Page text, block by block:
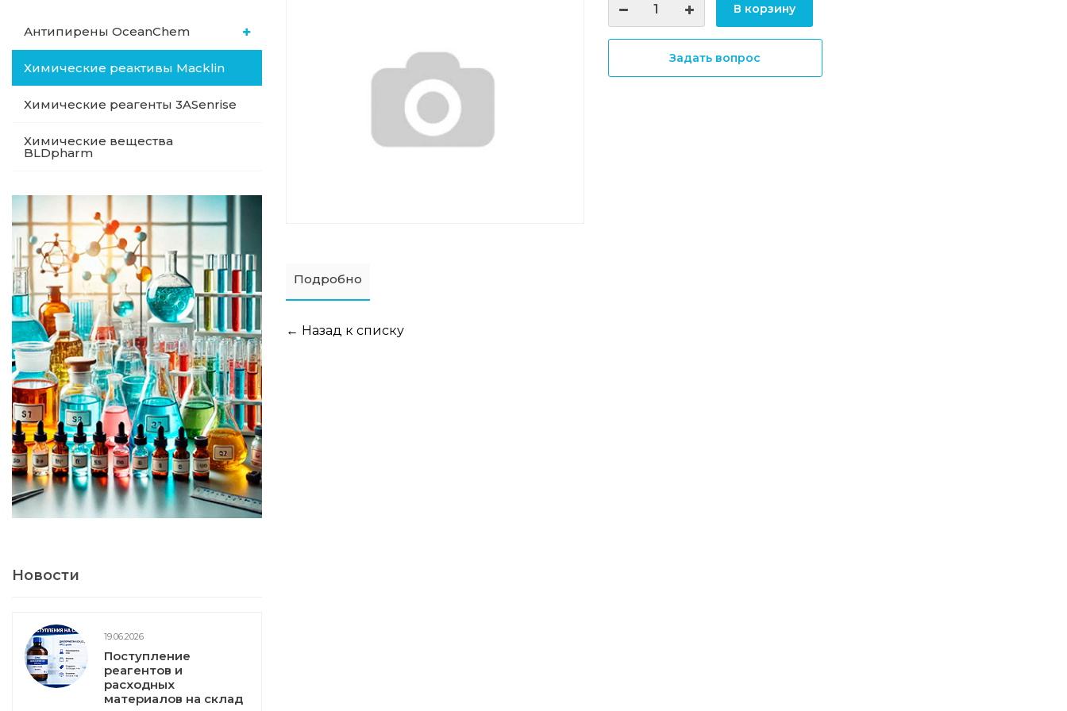
Антипирены OceanСhem
Химические реактивы Macklin
Химические реагенты 3ASenrise
Химические вещества
BLDpharm
Новости
19.06.2026
Поступление
реагентов и
расходных
материалов на склад
В корзину
Задать вопрос
Подробно
← Назад к списку